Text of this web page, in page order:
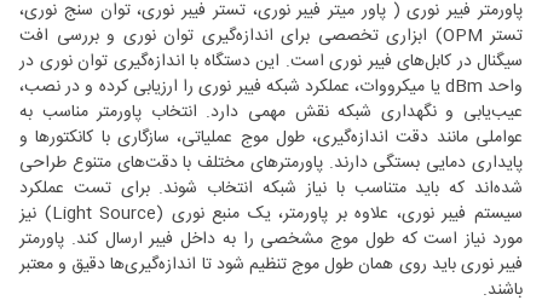
پاورمتر فیبر نوری ( پاور میتر فیبر نوری، تستر فیبر نوری، توان سنج نوری،
تستر OPM) ابزاری تخصصی برای اندازه‌گیری توان نوری و بررسی افت
سیگنال در کابل‌های فیبر نوری است. این دستگاه با اندازه‌گیری توان نوری در
واحد dBm یا میکرووات، عملکرد شبکه فیبر نوری را ارزیابی کرده و در نصب،
عیب‌یابی و نگهداری شبکه نقش مهمی دارد. انتخاب پاورمتر مناسب به
عواملی مانند دقت اندازه‌گیری، طول موج عملیاتی، سازگاری با کانکتورها و
پایداری دمایی بستگی دارند. پاورمترهای مختلف با دقت‌های متنوع طراحی
شده‌اند که باید متناسب با نیاز شبکه انتخاب شوند. برای تست عملکرد
سیستم فیبر نوری، علاوه بر پاورمتر، یک منبع نوری (Light Source) نیز
مورد نیاز است که طول موج مشخصی را به داخل فیبر ارسال کند. پاورمتر
فیبر نوری باید روی همان طول موج تنظیم شود تا اندازه‌گیری‌ها دقیق و معتبر
باشند.